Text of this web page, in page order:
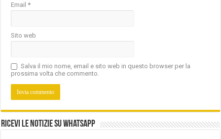
Email*
Sito web
Salva il mio nome, email e sito web in questo browser per la
prossima volta che commento.
Ricevi le notizie su Whatsapp